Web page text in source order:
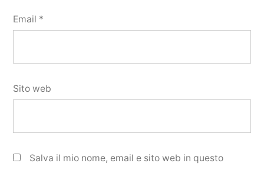
Email *
Sito web
Salva il mio nome, email e sito web in questo